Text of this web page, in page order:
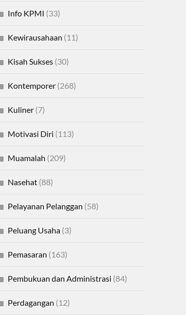
Info KPMI (33)
Kewirausahaan (11)
Kisah Sukses(30)
Kontemporer(268)
Kuliner(7)
Motivasi Diri (113)
Muamalah (209)
Nasehat(88)
Pelayanan Pelanggan (58)
Peluang Usaha(3)
Pemasaran (163)
Pembukuan dan Administrasi (84)
Perdagangan (12)